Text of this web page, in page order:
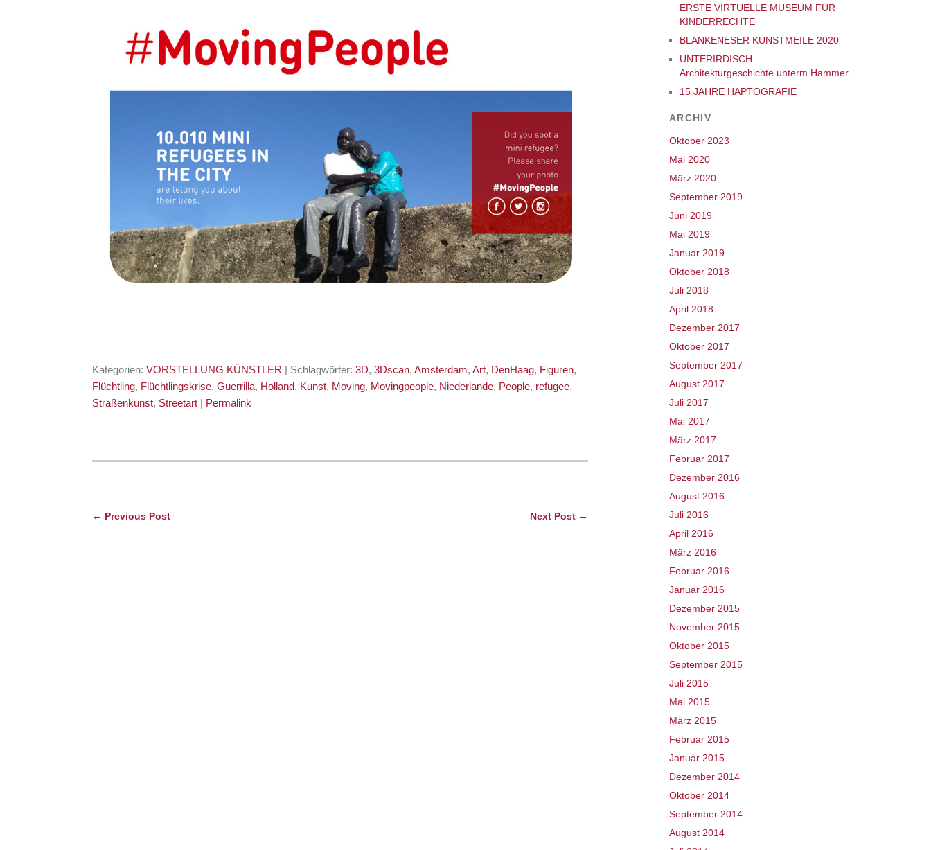
Kategorien: VORSTELLUNG KÜNSTLER | Schlagwörter: 3D, 3Dscan, Amsterdam, Art, DenHaag, Figuren,
Flüchtling, Flüchtlingskrise, Guerrilla, Holland, Kunst, Moving, Movingpeople, Niederlande, People, refugee,
Straßenkunst, Streetart| Permalink
← Previous Post Next Post →
ERSTE VIRTUELLE MUSEUM FÜR
KINDERRECHTE
BLANKENESER KUNSTMEILE 2020
UNTERIRDISCH –
Architekturgeschichte unterm Hammer
15 JAHRE HAPTOGRAFIE
ARCHIV
Oktober 2023
Mai 2020
März 2020
September 2019
Juni 2019
Mai 2019
Januar 2019
Oktober 2018
Juli 2018
April 2018
Dezember 2017
Oktober 2017
September 2017
August 2017
Juli 2017
Mai 2017
März 2017
Februar 2017
Dezember 2016
August 2016
Juli 2016
April 2016
März 2016
Februar 2016
Januar 2016
Dezember 2015
November 2015
Oktober 2015
September 2015
Juli 2015
Mai 2015
März 2015
Februar 2015
Januar 2015
Dezember 2014
Oktober 2014
September 2014
August 2014